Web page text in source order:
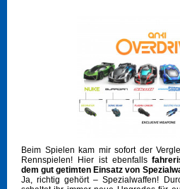
Beim Spielen kam mir sofort der
Rennspielen! Hier ist ebenfalls
dem gut getimten Einsatz von
Ja, richtig gehört – Spezialwaffen!